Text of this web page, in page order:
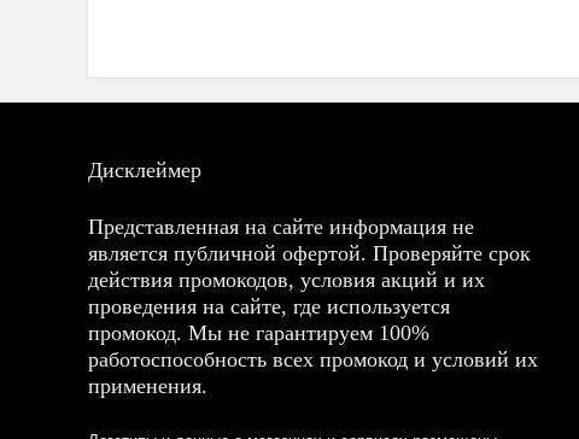
Дисклеймер
Представленная на сайте информация не
является публичной офертой. Проверяйте срок
действия промокодов, условия акций и их
проведения на сайте, где используется
промокод. Мы не гарантируем 100%
работоспособность всех промокод и условий их
применения.